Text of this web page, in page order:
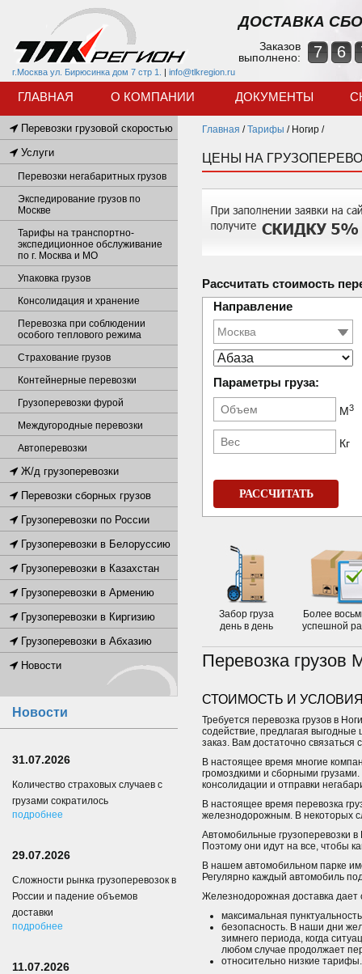
г.Москва ул. Бирюсинка дом 7 стр 1. | info@tlkregion.ru
ДОСТАВКА
Заказов
выполнено:
7 6
ГЛАВНАЯ О КОМПАНИИ ДОКУМЕНТЫ
Главная /Тарифы / Ногир /
ЦЕНЫ НА
Рассчитать стоимость
Направление
Параметры груза:
М3
Кг
РАССЧИТАТЬ
Забор груза
день в день
Более
успешной
Перевозка грузов
СТОИМОСТЬ И
Требуется перевозка грузов в
содействие, предлагая
заказ. Вам достаточно
В настоящее время многие
громоздкими и сборными
консолидации и отправки
В настоящее время перевозка
железнодорожным. В некоторых
Автомобильные грузоперевозки
Поэтому они идут на все, чтобы
В нашем автомобильном парке
Регулярно каждый автомобиль
Железнодорожная доставка
максимальная
безопасность. В наши дни
зимнего периода, когда
любом случае продолжает
относительно низкие тарифы.
Перевозки грузовой скоростью
Услуги
Перевозки негабаритных грузов
Экспедирование грузов по
Москве
Тарифы на транспортно-
экспедиционное обслуживание
по г. Москва и МО
Упаковка грузов
Консолидация и хранение
Перевозка при соблюдении
особого теплового режима
Страхование грузов
Контейнерные перевозки
Грузоперевозки фурой
Междугородные перевозки
Автоперевозки
Ж/д грузоперевозки
Перевозки сборных грузов
Грузоперевозки по России
Грузоперевозки в Белоруссию
Грузоперевозки в Казахстан
Грузоперевозки в Армению
Грузоперевозки в Киргизию
Грузоперевозки в Абхазию
Новости
Новости
31.07.2026
Количество страховых случаев с
грузами сократилось
подробнее
29.07.2026
Сложности рынка грузоперевозок в
России и падение объемов
доставки
подробнее
11.07.2026